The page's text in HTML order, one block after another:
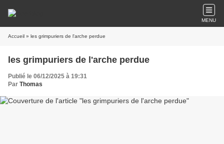
MENU
Accueil » les grimpuriers de l'arche perdue
les grimpuriers de l'arche perdue
Publié le 06/12/2025 à 19:31
Par Thomas